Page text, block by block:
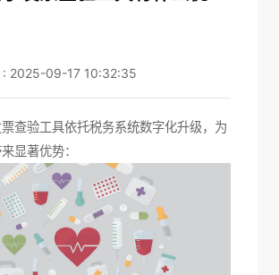
: 2025-09-17 10:32:35
查验工具依托税务系统数字化升级，为
显著优势：